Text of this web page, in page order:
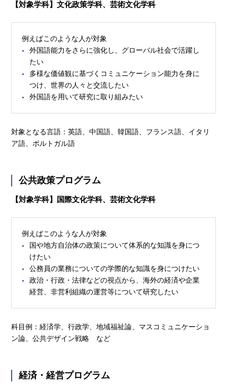
【対象学科】文化政策学科、芸術文化学科
例えばこのような人が対象
外国語能力をさらに強化し、グローバル社会で活躍し
たい
多様な価値観に基づくコミュニケーション能力を身に
つけ、世界の人々と交流したい
外国語を用いて研究に取り組みたい
対象となる言語：英語、中国語、韓国語、フランス語、イタリ
ア語、ポルトガル語
公共政策プログラム
【対象学科】国際文化学科、芸術文化学科
例えばこのような人が対象
国や地方自治体の政策について体系的な知識を身につ
けたい
公務員の業務についての学際的な知識を身につけたい
政治・行政・法律などの視点から、海外の経済や企業
経営、非営利組織の運営等について研究したい
科目例：経済学、行政学、地域福祉論、マスコミュニケーショ
ン論、公共デザイン戦略 など
経済・経営プログラム